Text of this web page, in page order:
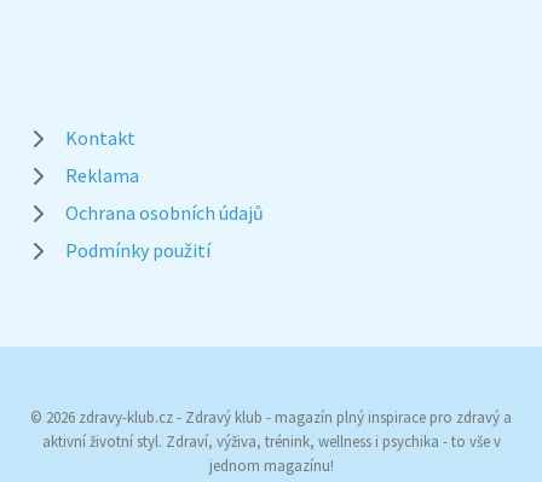
Kontakt
Reklama
Ochrana osobních údajů
Podmínky použití
© 2026 zdravy-klub.cz - Zdravý klub - magazín plný inspirace pro zdravý a
aktivní životní styl. Zdraví, výživa, trénink, wellness i psychika - to vše v
jednom magazínu!